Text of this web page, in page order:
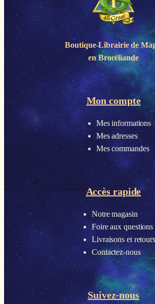
Boutique-Librairie de
en Brocéliande
Mon compte
Mes informations
Mes adresses
Mes commandes
Accès rapide
Notre magasin
Foire aux questions
Livraisons et retours
Contactez-nous
Suivez-nous